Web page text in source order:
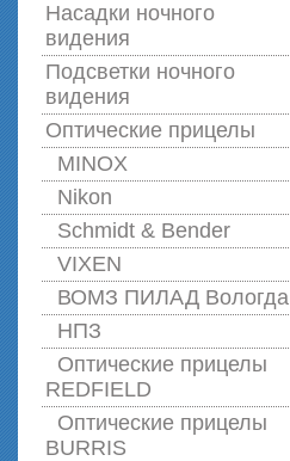
Насадки ночного
видения
Подсветки ночного
видения
Оптические прицелы
MINOX
Nikon
Schmidt & Bender
VIXEN
ВОМЗ ПИЛАД Вологда
НПЗ
Оптические прицелы
REDFIELD
Оптические прицелы
BURRIS